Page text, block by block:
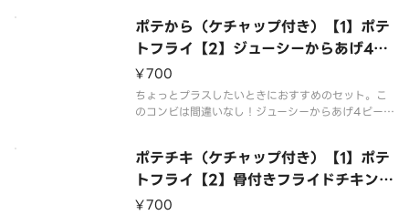
ポテから（ケチャップ付き）【1】ポテ
トフライ【2】ジューシーからあげ4ピ
ース
¥700
ちょっとプラスしたいときにおすすめのセット。こ
のコンビは間違いなし！ジューシーからあげ4ピー
ポテチキ（ケチャップ付き）【1】ポテ
トフライ【2】骨付きフライドチキン3
ピース
¥700